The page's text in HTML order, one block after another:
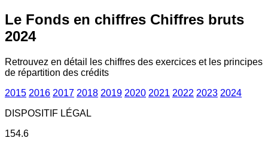
Le Fonds en chiffres Chiffres bruts
2024
Retrouvez en détail les chiffres des exercices et les principes
de répartition des crédits
2015 2016 2017 2018 2019 2020 2021 2022 2023 2024
DISPOSITIF LÉGAL
154.6